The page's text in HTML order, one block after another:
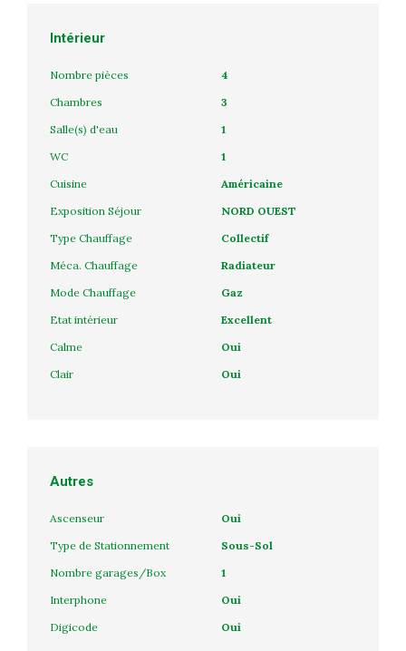
Intérieur
Nombre pièces
4
Chambres
3
Salle(s) d'eau
1
WC
1
Cuisine
Américaine
Exposition Séjour
NORD OUEST
Type Chauffage
Collectif
Méca. Chauffage
Radiateur
Mode Chauffage
Gaz
Etat intérieur
Excellent
Calme
Oui
Clair
Oui
Autres
Ascenseur
Oui
Type de Stationnement
Sous-Sol
Nombre garages/Box
1
Interphone
Oui
Digicode
Oui